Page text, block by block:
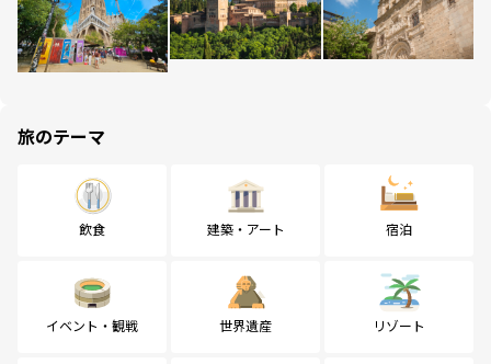
旅のテーマ
飲食 建築・アート 宿泊
イベント・観戦 世界遺産 リゾート